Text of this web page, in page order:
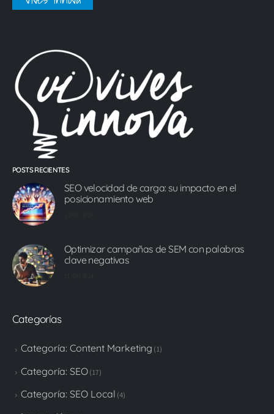
POSTS RECIENTES
SEO velocidad de carga: su impacto en el
12/09/2024
11/09/2024
Categoría: SEO (17)
Categoría: SEO Local
Innovación (11)